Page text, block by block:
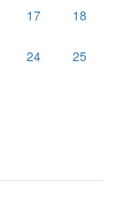
17 18
24 25